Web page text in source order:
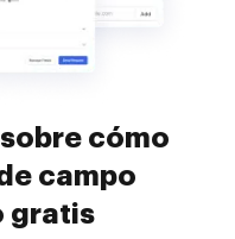
cómo
campo
gratis